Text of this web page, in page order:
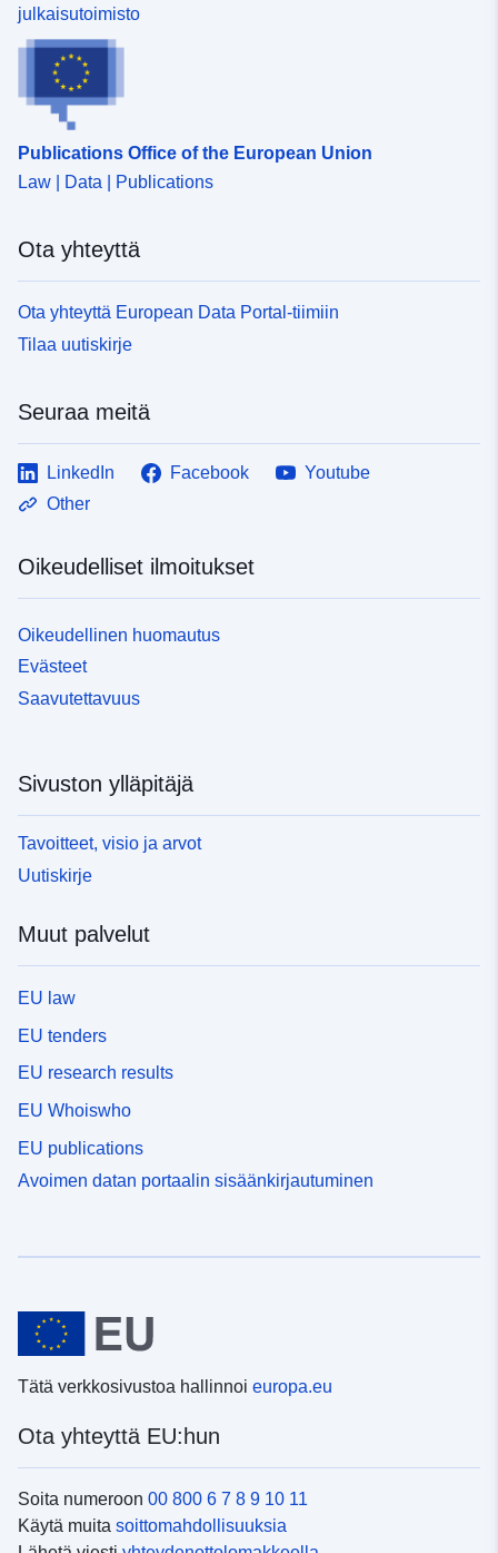
julkaisutoimisto
Publications Office of the European Union
Law | Data | Publications
Ota yhteyttä
Ota yhteyttä European Data Portal-tiimiin
Tilaa uutiskirje
Seuraa meitä
LinkedIn Facebook
Youtube
Other
Oikeudelliset ilmoitukset
Oikeudellinen huomautus
Evästeet
Saavutettavuus
Sivuston ylläpitäjä
Tavoitteet, visio ja arvot
Uutiskirje
Muut palvelut
EU law
EU tenders
EU research results
EU Whoiswho
EU publications
Avoimen datan portaalin sisäänkirjautuminen
Tätä verkkosivustoa hallinnoi europa.eu
Ota yhteyttä EU:hun
Soita numeroon 00 800 6 7 8 9 10 11
Käytä muita soittomahdollisuuksia